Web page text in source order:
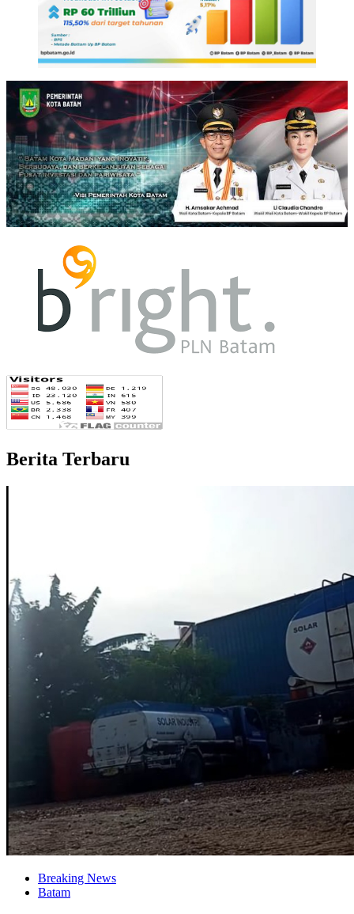
Berita Terbaru
Breaking News
Batam